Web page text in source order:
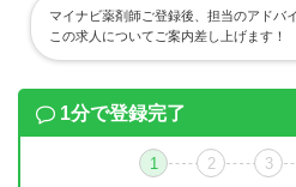
マイナビ薬剤師ご登録後、担当のアドバ
この求人についてご案内差し上げます！
1分で登録完了
1 2 3